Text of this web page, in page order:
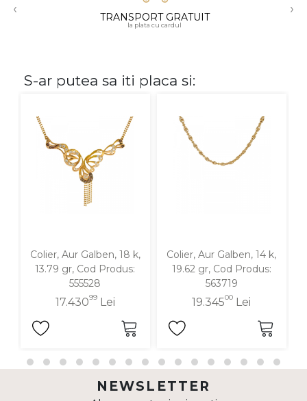
18K
Cu pietre
Diamante
‹ TRANSPORT GRATUIT
la plata cu cardul
›
S-ar putea sa iti placa si:
Colier, Aur Galben, 18 k,
13.79 gr, Cod Produs:
555528
17.43099Lei
Colier, Aur Galben, 14 k,
19.62 gr, Cod Produs:
563719
19.34500 Lei
NEWSLETTER